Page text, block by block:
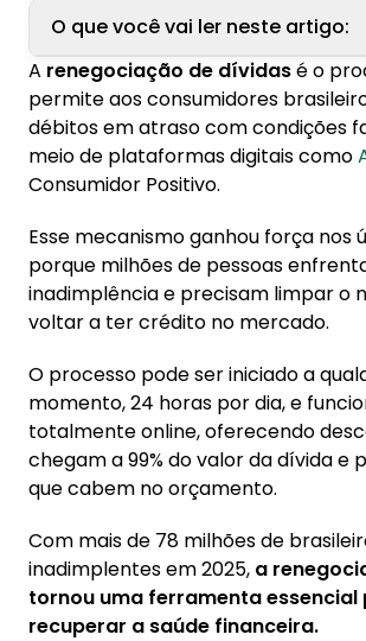
O que você vai ler neste artigo:
1. O que é a renegociação de
2. Por que renegociar dívidas é
importante?
4. Onde fazer a renegociação de
5. Conclusão
A renegociação de dívidasé o
permite aos consumidores
débitos em atraso com condições
meio de plataformas digitais como
Consumidor Positivo.
Esse mecanismo ganhou força nos
porque milhões de pessoas
inadimplência e precisam limpar o
voltar a ter crédito no mercado.
O processo pode ser iniciado a
momento, 24 horas por dia, e
totalmente online, oferecendo
chegam a 99% do valor da dívida e
que cabem no orçamento.
Com mais de 78 milhões de
inadimplentes em 2025, a
tornou uma ferramenta essencial
recuperar a saúde financeira.